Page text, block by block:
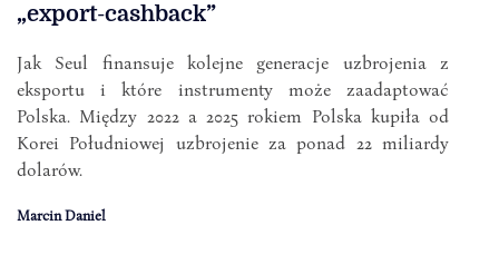
„export-cashback”
Jak Seul finansuje kolejne generacje uzbrojenia z
eksportu i które instrumenty może zaadaptować
Polska. Między 2022 a 2025 rokiem Polska kupiła od
Korei Południowej uzbrojenie za ponad 22 miliardy
dolarów.
Marcin Daniel